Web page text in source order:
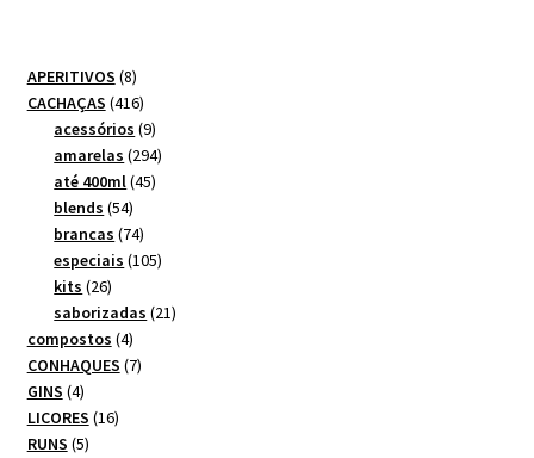
APERITIVOS 88
produtos
CACHAÇAS 416416
produtos
acessórios 99
produtos
amarelas 294294
até 400ml 4545
blends 5454
produtos
brancas 7474
produtos
especiais 105105
kits 2626
produtos
saborizadas 2121
compostos 44
produtos
CONHAQUES 77
GINS 44
produtos
LICORES 1616
RUNS 55